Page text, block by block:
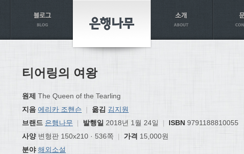
티어링의 여왕
원제 The Queen of the Tearling
지음 에리카 조핸슨 | 옮김 김지원
브랜드 은행나무 | 발행일 2018년 1월 24일 | ISBN 9791188810055
사양변형판 150x210 · 536쪽 | 가격 15,000원
분야 해외소설